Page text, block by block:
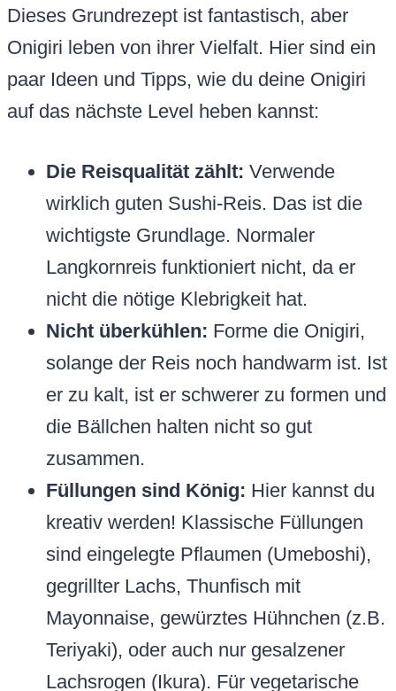
Dieses Grundrezept ist fantastisch, aber
Onigiri leben von ihrer Vielfalt. Hier sind ein
paar Ideen und Tipps, wie du deine Onigiri
auf das nächste Level heben kannst:
Die Reisqualität zählt: Verwende
wirklich guten Sushi-Reis. Das ist die
wichtigste Grundlage. Normaler
Langkornreis funktioniert nicht, da er
nicht die nötige Klebrigkeit hat.
Nicht überkühlen: Forme die Onigiri,
solange der Reis noch handwarm ist. Ist
er zu kalt, ist er schwerer zu formen und
die Bällchen halten nicht so gut
zusammen.
Füllungen sind König: Hier kannst du
kreativ werden! Klassische Füllungen
sind eingelegte Pflaumen (Umeboshi),
gegrillter Lachs, Thunfisch mit
Mayonnaise, gewürztes Hühnchen (z.B.
Teriyaki), oder auch nur gesalzener
Lachsrogen (Ikura). Für vegetarische